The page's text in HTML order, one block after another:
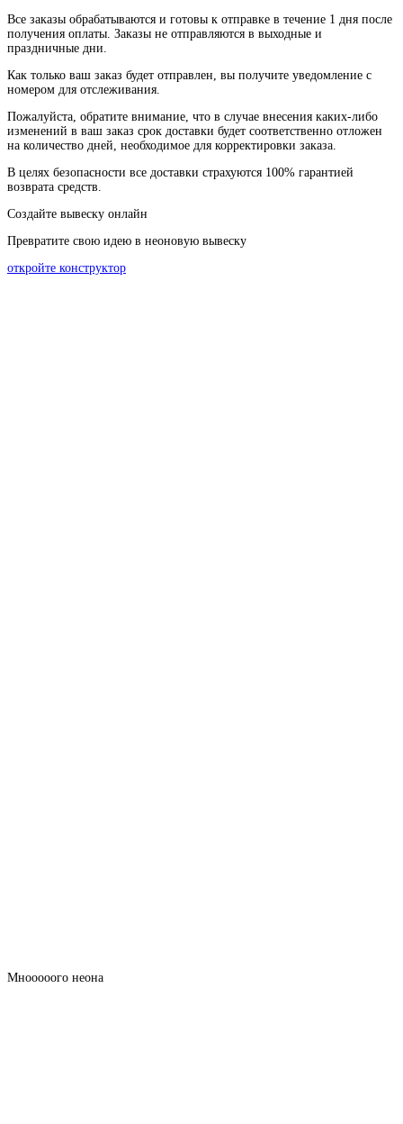
Все заказы обрабатываются и готовы к отправке в течение 1 дня после
получения оплаты Заказы не отправляются в выходные и
праздничные дни
Как только ваш заказ будет отправлен вы получите уведомление с
номером для отслеживания
Пожалуйста , обратите внимание что в случае внесения каких-либо
изменений в ваш заказ срок доставки будет соответственно отложен
на количество дней необходимое для корректировки заказа
В целях безопасности все доставки страхуются 100% гарантией
возврата средств.
Создайте вывеску онлайн
Превратите свою идею в неоновую вывеску
откройте конструктор
Мнооооого неона